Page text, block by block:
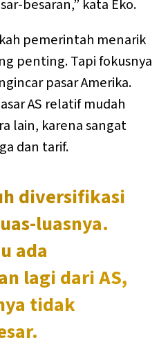
besaran,” kata Eko.
pemerintah menarik
penting. Tapi fokusnya
pasar Amerika.
AS relatif mudah
lain, karena sangat
dan tarif.
diversifikasi
luasnya.
ada
lagi dari AS,
tidak